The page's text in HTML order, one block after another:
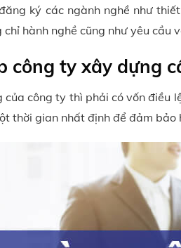
ký các ngành nghề như
hành nghề cũng như yêu cầu
công ty xây dựng
công ty thì phải có vốn điều
thời gian nhất định để đảm bảo